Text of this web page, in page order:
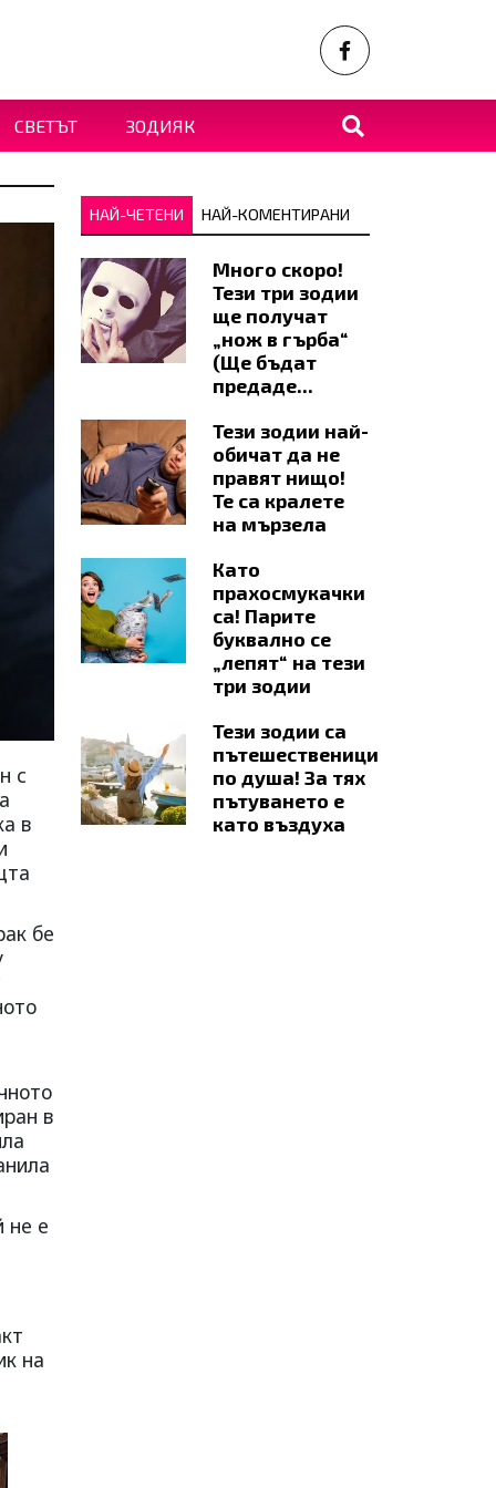
СВЕТЪТ ЗОДИЯК
с
в
бе
в
не е
на
НАЙ-ЧЕТЕНИ НАЙ-КОМЕНТИРАНИ
Много скоро!
Тези три зодии
ще получат
„нож в гърба“
(Ще бъдат
предаде...
Тези зодии най-
обичат да не
правят нищо!
Те са кралете
на мързела
Като
прахосмукачки
са! Парите
буквално се
„лепят“ на тези
три зодии
Тези зодии са
пътешественици
по душа! За тях
пътуването е
като въздуха